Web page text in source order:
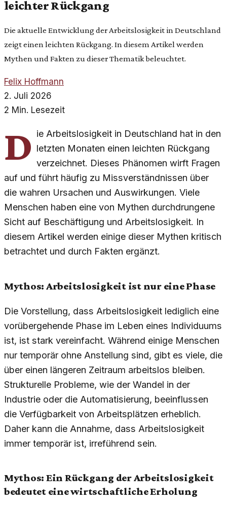
leichter Rückgang
Die aktuelle Entwicklung der Arbeitslosigkeit in Deutschland
zeigt einen leichten Rückgang. In diesem Artikel werden
Mythen und Fakten zu dieser Thematik beleuchtet.
Felix Hoffmann
2. Juli 2026
2 Min. Lesezeit
D ie Arbeitslosigkeit in Deutschland hat in den
letzten Monaten einen leichten Rückgang
verzeichnet. Dieses Phänomen wirft Fragen
auf und führt häufig zu Missverständnissen über
die wahren Ursachen und Auswirkungen. Viele
Menschen haben eine von Mythen durchdrungene
Sicht auf Beschäftigung und Arbeitslosigkeit. In
diesem Artikel werden einige dieser Mythen kritisch
betrachtet und durch Fakten ergänzt.
Mythos: Arbeitslosigkeit ist nur eine Phase
Die Vorstellung, dass Arbeitslosigkeit lediglich eine
vorübergehende Phase im Leben eines Individuums
ist, ist stark vereinfacht. Während einige Menschen
nur temporär ohne Anstellung sind, gibt es viele, die
über einen längeren Zeitraum arbeitslos bleiben.
Strukturelle Probleme, wie der Wandel in der
Industrie oder die Automatisierung, beeinflussen
die Verfügbarkeit von Arbeitsplätzen erheblich.
Daher kann die Annahme, dass Arbeitslosigkeit
immer temporär ist, irreführend sein.
Mythos: Ein Rückgang der Arbeitslosigkeit
bedeutet eine wirtschaftliche Erholung